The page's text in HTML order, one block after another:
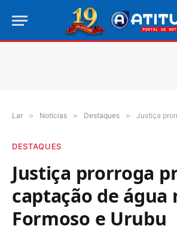
Lar » Notícias » Destaques » Justiça prorroga prazo
DESTAQUES
Justiça prorroga
captação de água
Formoso e Urubu